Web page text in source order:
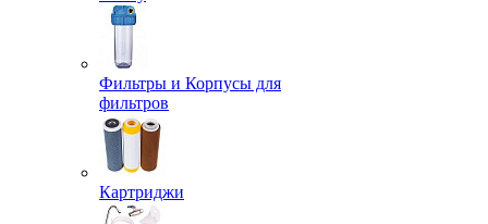
Фильтры и Корпусы для
фильтров
Картриджи